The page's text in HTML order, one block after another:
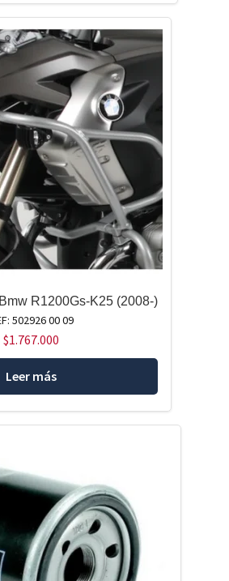
R1200Gs-K25 (2008-)
502926 00 09
$1.767.000
Leer más